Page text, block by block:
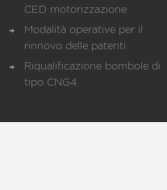
CED motorizzazione
Modalità operative per il
rinnovo delle patenti
Riqualificazione bombole di
tipo CNG4